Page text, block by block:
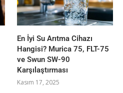
En İyi Su Arıtma Cihazı
Hangisi? Murica 75, FLT-75
ve Swun SW-90
Karşılaştırması
Kasım 17, 2025